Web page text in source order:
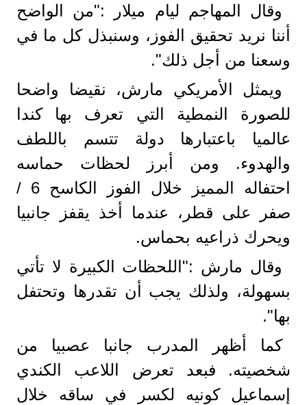
وقال المهاجم ليام ميلار :"من الواضح
أننا نريد تحقيق الفوز، وسنبذل كل ما في
وسعنا من أجل ذلك".
ويمثل الأمريكي مارش، نقيضا واضحا
للصورة النمطية التي تعرف بها كندا
عالميا باعتبارها دولة تتسم باللطف
والهدوء. ومن أبرز لحظات حماسه
احتفاله المميز خلال الفوز الكاسح 6 /
صفر على قطر، عندما أخذ يقفز جانبيا
ويحرك ذراعيه بحماس.
وقال مارش :"اللحظات الكبيرة لا تأتي
بسهولة، ولذلك يجب أن تقدرها وتحتفل
بها".
كما أظهر المدرب جانبا عصبيا من
شخصيته. فبعد تعرض اللاعب الكندي
إسماعيل كونيه لكسر في ساقه خلال